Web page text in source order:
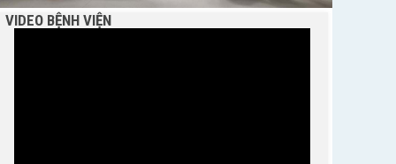
VIDEO BỆNH VIỆN
CHỮA BỆNH